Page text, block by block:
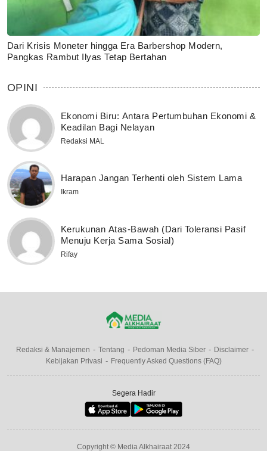
Dari Krisis Moneter hingga Era Barbershop Modern,
Pangkas Rambut Ilyas Tetap Bertahan
OPINI
Ekonomi Biru: Antara Pertumbuhan Ekonomi &
Keadilan Bagi Nelayan
Redaksi MAL
Harapan Jangan Terhenti oleh Sistem Lama
Ikram
Kerukunan Atas-Bawah (Dari Toleransi Pasif
Menuju Kerja Sama Sosial)
Rifay
Redaksi & Manajemen Tentang Pedoman Media Siber
Disclaimer
Kebijakan Privasi
Frequently Asked Questions (FAQ)
Segera Hadir
Copyright © Media Alkhairaat 2024